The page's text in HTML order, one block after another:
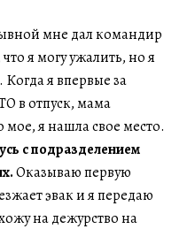
мне дал командир
я могу ужалить, но я
я впервые за
в отпуск, мама
мое, я нашла свое место.
с подразделением
Оказываю первую
эвак и я передаю
на дежурство на